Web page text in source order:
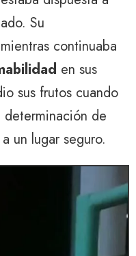
Su
continuaba
en sus
sus frutos cuando
determinación de
un lugar seguro.